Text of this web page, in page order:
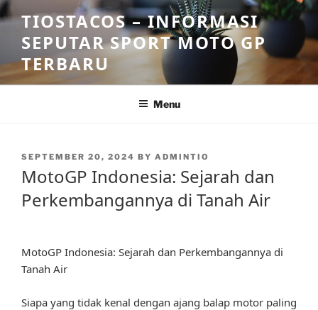
Skip
to
content
TIOSTACOS – INFORMASI
SEPUTAR SPORT MOTO GP
TERBARU
Menu
POSTED
SEPTEMBER 20, 2024 BY ADMINTIO
MotoGP Indonesia: Sejarah dan
Perkembangannya di Tanah Air
MotoGP Indonesia: Sejarah dan Perkembangannya di
Tanah Air
Siapa yang tidak kenal dengan ajang balap motor paling